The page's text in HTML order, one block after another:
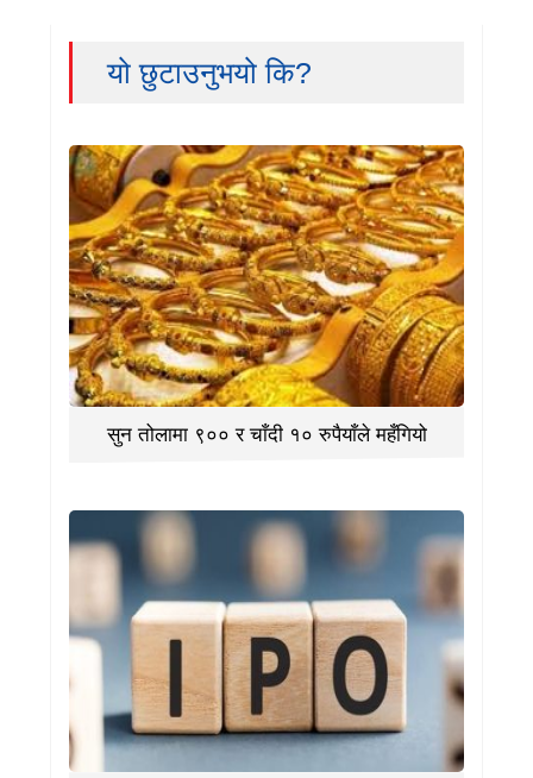
यो छुटाउनुभयो कि?
सुन तोलामा ९०० र चाँदी १० रुपैयाँले महँगियो